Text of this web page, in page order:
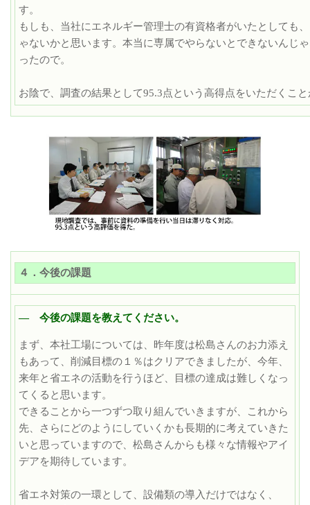
す。
もしも、当社にエネルギー管理士の有資格者がいたとしても
ゃないかと思います。本当に専属でやらないとできないんじ
ったので。
お陰で、調査の結果として95.3点という高得点をいただくこ
４．今後の課題
― 今後の課題を教えてください。
まず、本社工場については、昨年度は松島さんのお力添え
もあって、削減目標の１％はクリアできましたが、今年、
来年と省エネの活動を行うほど、目標の達成は難しくなっ
てくると思います。
できることから一つずつ取り組んでいきますが、これから
先、さらにどのようにしていくかも長期的に考えていきた
いと思っていますので、松島さんからも様々な情報やアイ
デアを期待しています。
省エネ対策の一環として、設備類の導入だけではなく、